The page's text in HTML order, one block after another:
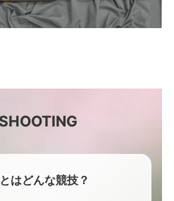
はどんな競技？